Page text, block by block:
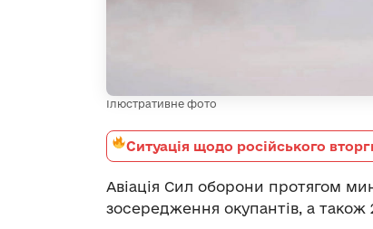
Ілюстративне фото
Ситуація щодо російського
Авіація Сил оборони протягом
зосередження окупантів, а також